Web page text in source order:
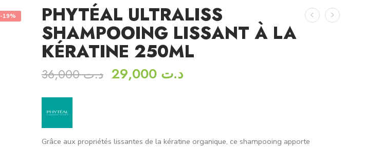
-19% PHYTÉAL ULTRALISS
SHAMPOOING LISSANT À LA
KÉRATINE 250ML
د.ت36,000 د.ت
Grâce aux propriétés lissantes de la kératine organique, ce shampooing apporte